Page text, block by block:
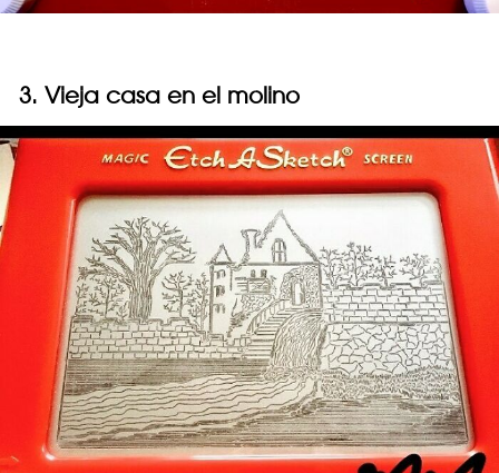
3. Vieja casa en el molino